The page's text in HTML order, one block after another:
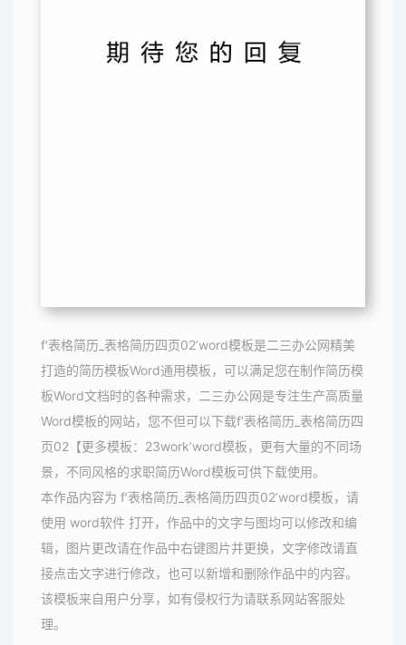
f’表格简历_表格简历四页02’word模板是二三办公网精美
打造的简历模板Word通用模板，可以满足您在制作简历模
板Word文档时的各种需求，二三办公网是专注生产高质量
Word模板的网站，您不但可以下载f’表格简历_表格简历四
页02【更多模板：23work’word模板，更有大量的不同场
景，不同风格的求职简历Word模板可供下载使用。
本作品内容为 f’表格简历_表格简历四页02’word模板，请
使用 word软件 打开，作品中的文字与图均可以修改和编
辑，图片更改请在作品中右键图片并更换，文字修改请直
接点击文字进行修改，也可以新增和删除作品中的内容。
该模板来自用户分享，如有侵权行为请联系网站客服处
理。